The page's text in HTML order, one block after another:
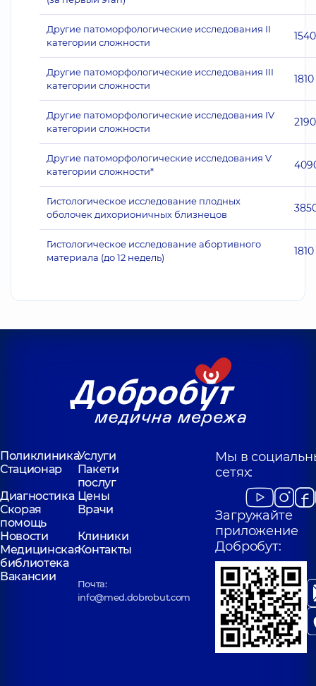
Другие патоморфологические исследования II
категории сложности
1540
Другие патоморфологические исследования III
категории сложности
1810
Другие патоморфологические исследования IV
категории сложности
2190
Другие патоморфологические исследования V
категории сложности*
Гистологическое исследование плодных
оболочек дихорионичных близнецов
Гистологическое исследование абортивного
материала (до 12 недель)
1810
ПоликлиникаУслуги
Стационар
Пакети
послуг
Диагностика Цены
Скорая
помощь
Врачи
Новости
Клиники
Медицинская
библиотека
Контакты
Вакансии
Почта:
info@med.dobrobut.com
Мы в
сетях:
Загружайте
приложение
Добробут: